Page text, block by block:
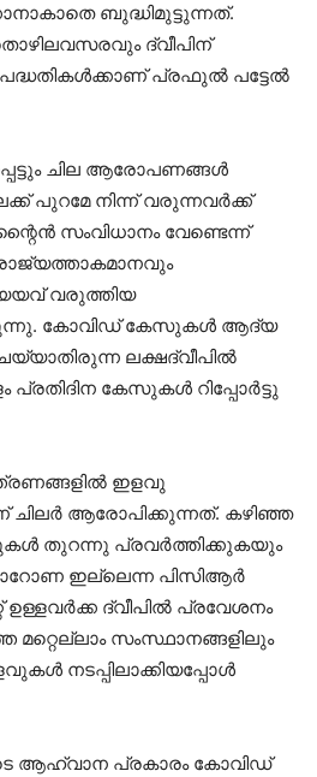
ബുദ്ധിമുട്ടുന്നത്.
ദ്വീപിന്
പ്രഫുല്‍ പട്ടേല്‍
ചില ആരോപണങ്ങള്‍
പുറമേ നിന്ന് വരുന്നവര്‍ക്ക്
സംവിധാനം വേണ്ടെന്ന്
വരുത്തിയ
കോവിഡ് കേസുകള്‍ ആദ്യ
ലക്ഷദ്വീപില്‍
പ്രതിദിന കേസുകള്‍ റിപ്പോര്‍ട്ടു
ഇളവു
ആരോപിക്കുന്നത്. കഴിഞ്ഞ
തുറന്നു പ്രവര്‍ത്തിക്കുകയും
ഇല്ലെന്ന പിസിആര്‍
ഉള്ളവര്‍ക്ക ദ്വീപില്‍ പ്രവേശനം
മറ്റെല്ലാം സംസ്ഥാനങ്ങളിലും
നടപ്പിലാക്കിയപ്പോള്‍
ആഹ്വാന പ്രകാരം കോവിഡ്